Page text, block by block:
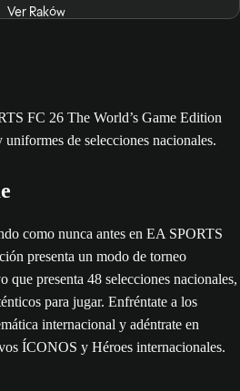
Ver Raków
como nunca antes en EA SPORTS
presenta un modo de torneo
que presenta 48 selecciones nacionales,
para jugar. Enfréntate a los
internacional y adéntrate en
ÍCONOS y Héroes internacionales.